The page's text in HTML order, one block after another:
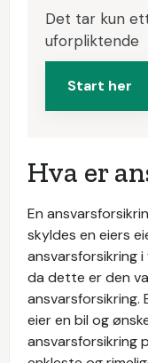
Det tar kun
uforpliktende
Start her
Hva er
En
skyldes en eiers
ansvarsforsikring
da dette er den
ansvarsforsikring.
eier en bil og
ansvarsforsikring